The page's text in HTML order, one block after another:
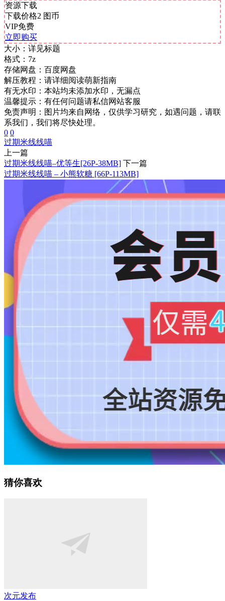
资源下载
下载价格2 图币
VIP免费
立即购买
大小： 详见标题
格式： 7z
存储网盘： 百度网盘
解压教程： 请详细阅读萌新指南
有无水印： 本站均未添加水印，无漏点
温馨提示： 有任何问题请私信网站客服
免责声明：图片均来自网络，仅供学习研究，如遇问题，请联
系我们，我们将尽快处理。
0 0
过期米线线喵
上一篇
过期米线线喵–优等生[26P-38MB] 下一篇
过期米线线喵 – 小熊软糖 [66P-113MB]
猜你喜欢
次元发布